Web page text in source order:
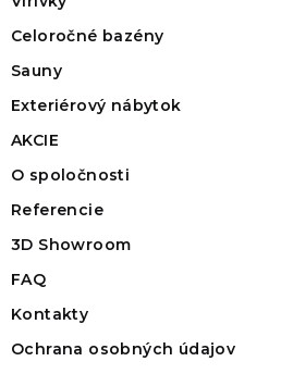
Celoročné bazény
Sauny
Exteriérový nábytok
AKCIE
O spoločnosti
Referencie
3D Showroom
FAQ
Kontakty
Ochrana osobných údajov